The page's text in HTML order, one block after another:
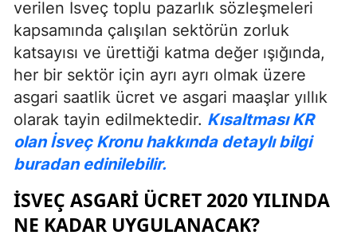
verilen İsveç toplu pazarlık sözleşmeleri
kapsamında çalışılan sektörün zorluk
katsayısı ve ürettiği katma değer ışığında,
her bir sektör için ayrı ayrı olmak üzere
asgari saatlik ücret ve asgari maaşlar yıllık
olarak tayin edilmektedir. Kısaltması KR
olan İsveç Kronu hakkında detaylı bilgi
buradan edinilebilir.
İSVEÇ ASGARI ÜCRET 2020 YILINDA
NE KADAR UYGULANACAK?